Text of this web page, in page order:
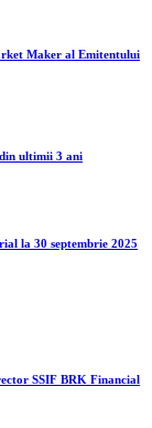
Maker al Emitentului
ultimii 3 ani
la 30 septembrie 2025
SSIF BRK Financial